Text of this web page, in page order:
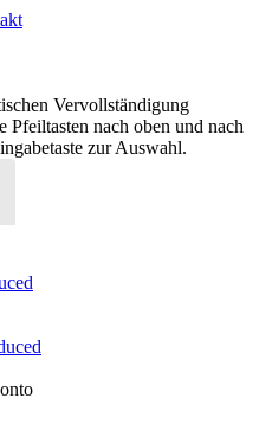
Vervollständigung
nach oben und nach
zur Auswahl.